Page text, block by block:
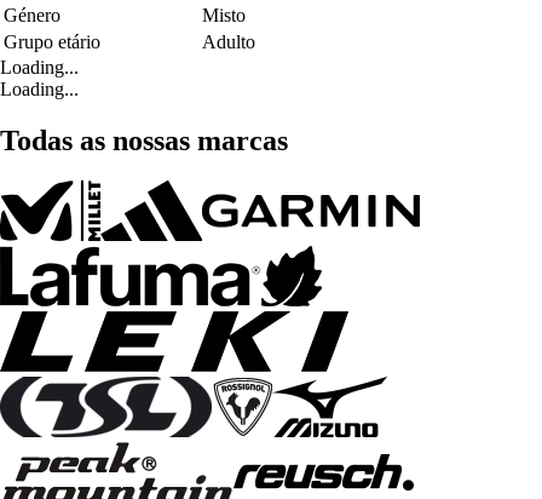
Género
Misto
Grupo etário
Adulto
Loading...
Loading...
Todas as nossas marcas